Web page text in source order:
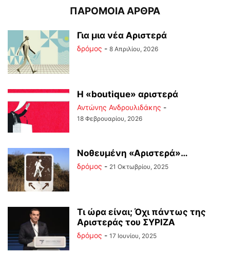
ΠΑΡΟΜΟΙΑ ΑΡΘΡΑ
Για μια νέα Αριστερά
δρόμος - 8 Απριλίου, 2026
Η «boutique» αριστερά
Αντώνης Ανδρουλιδάκης -
18 Φεβρουαρίου, 2026
Νοθευμένη «Αριστερά»…
δρόμος - 21 Οκτωβρίου, 2025
Τι ώρα είναι; Όχι πάντως της
Αριστεράς του ΣΥΡΙΖΑ
δρόμος - 17 Ιουνίου, 2025